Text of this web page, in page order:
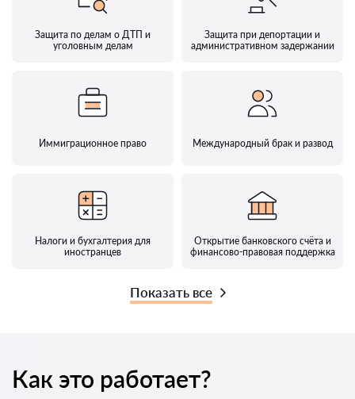
Защита по делам о ДТП и
уголовным делам
Защита при депортации и
административном задержании
Иммиграционное право Международный брак и развод
Налоги и бухгалтерия для
иностранцев
Открытие банковского счёта и
финансово-правовая поддержка
Показать все
Как это работает?